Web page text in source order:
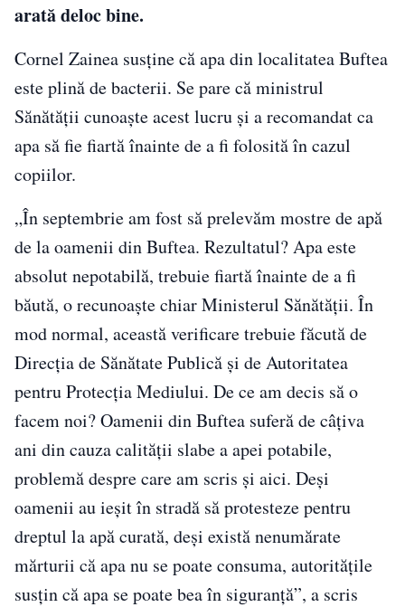
arată deloc bine.
Cornel Zainea susține că apa din localitatea Buftea
este plină de bacterii. Se pare că ministrul
Sănătății cunoaște acest lucru și a recomandat ca
apa să fie fiartă înainte de a fi folosită în cazul
copiilor.
„În septembrie am fost să prelevăm mostre de apă
de la oamenii din Buftea. Rezultatul? Apa este
absolut nepotabilă, trebuie fiartă înainte de a fi
băută, o recunoaște chiar Ministerul Sănătății. În
mod normal, această verificare trebuie făcută de
Direcția de Sănătate Publică și de Autoritatea
pentru Protecția Mediului. De ce am decis să o
facem noi? Oamenii din Buftea suferă de câțiva
ani din cauza calității slabe a apei potabile,
problemă despre care am scris și aici. Deși
oamenii au ieșit în stradă să protesteze pentru
dreptul la apă curată, deși există nenumărate
mărturii că apa nu se poate consuma, autoritățile
susțin că apa se poate bea în siguranță”, a scris